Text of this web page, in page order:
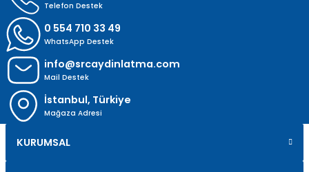
Telefon Destek
0 554 710 33 49
WhatsApp Destek
info@srcaydinlatma.com
Mail Destek
İstanbul, Türkiye
Mağaza Adresi
KURUMSAL